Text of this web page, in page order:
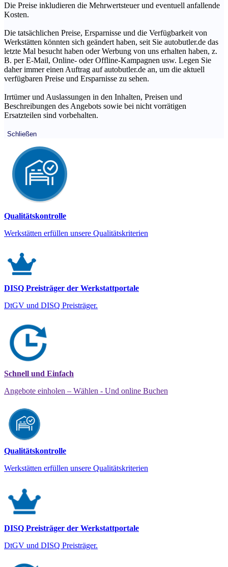
Die Preise inkludieren die Mehrwertsteuer und eventuell anfallende
Kosten.
Die tatsächlichen Preise, Ersparnisse und die Verfügbarkeit von
Werkstätten könnten sich geändert haben, seit Sie autobutler.de das
letzte Mal besucht haben oder Werbung von uns erhalten haben, z.
B. per E-Mail, Online- oder Offline-Kampagnen usw. Legen Sie
daher immer einen Auftrag auf autobutler.de an, um die aktuell
verfügbaren Preise und Ersparnisse zu sehen.
Irrtümer und Auslassungen in den Inhalten, Preisen und
Beschreibungen des Angebots sowie bei nicht vorrätigen
Ersatzteilen sind vorbehalten.
Schließen
Qualitätskontrolle
Werkstätten erfüllen unsere Qualitätskriterien
DISQ Preisträger der Werkstattportale
DtGV und DISQ Preisträger.
Schnell und Einfach
Angebote einholen – Wählen - Und online Buchen
Qualitätskontrolle
Werkstätten erfüllen unsere Qualitätskriterien
DISQ Preisträger der Werkstattportale
DtGV und DISQ Preisträger.